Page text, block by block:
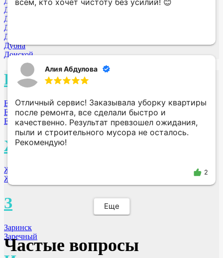
Дзержинск
Дмитровоград
Дербент
Домодедово
Дубна
Донской
Е
Екатеринбург
Елец
Ессентуки
Ж
Железногорск
Жуковский
З
Заринск
Заречный
Алия Абдулова
Отличный сервис! Заказывала уборку квартиры
после ремонта, все сделали быстро и
качественно. Результат превзошел ожидания,
пыли и строительного мусора не осталось.
Рекомендую!
2
Еще
Частые вопросы